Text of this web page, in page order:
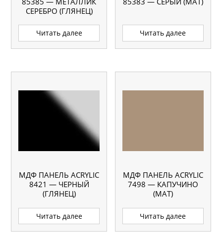
СЕРЕБРО (ГЛЯНЕЦ)
Читать далее Читать далее
МДФ ПАНЕЛЬ ACRYLIC
8421 — ЧЕРНЫЙ
(ГЛЯНЕЦ)
Читать далее
МДФ ПАНЕЛЬ ACRYLIC
7498 — КАПУЧИНО
(МАТ)
Читать далее